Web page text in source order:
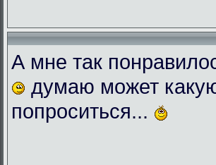
А мне так
думаю может
попроситься...